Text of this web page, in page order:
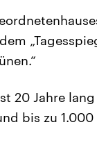
20 Jahre
bis zu